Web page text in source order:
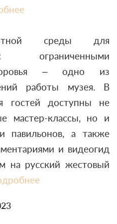
среды для
ограниченными
– одно из
работы музея. В
гостей доступны не
мастер-классы, но и
павильонов, а также
и видеогид
на русский жестовый